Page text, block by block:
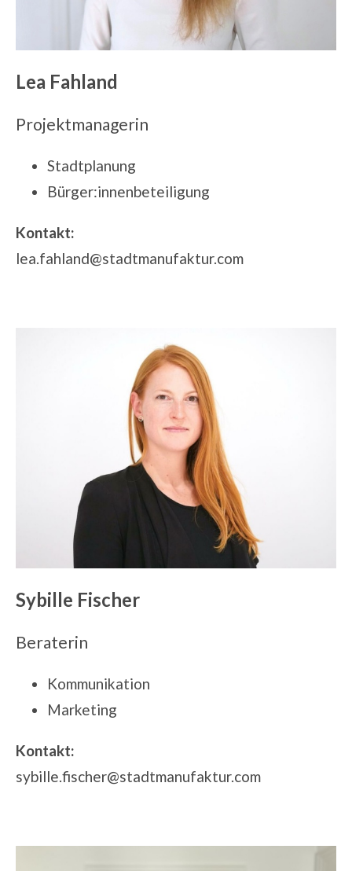
Lea Fahland
Projektmanagerin
Stadtplanung
Bürger:innenbeteiligung
Kontakt:
lea.fahland@stadtmanufaktur.com
Sybille Fischer
Beraterin
Kommunikation
Marketing
Kontakt:
sybille.fischer@stadtmanufaktur.com